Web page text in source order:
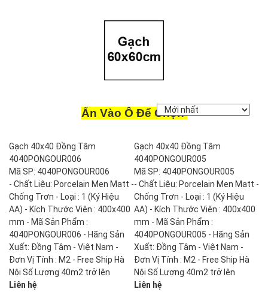
Ấn Vào Ô Để Chọn
Gạch 40x40 Đồng Tâm
4040PONGOUR006
Mã SP: 4040PONGOUR006
- Chất Liệu: Porcelain Men Matt -
Chống Trơn - Loại : 1 (Ký Hiệu
AA) - Kích Thước Viên : 400x400
mm - Mã Sản Phẩm :
4040PONGOUR006 - Hãng Sản
Xuất: Đồng Tâm - Việt Nam -
Đơn Vị Tính : M2 - Free Ship Hà
Nội Số Lượng 40m2 trở lên
Liên hệ
Gạch 40x40 Đồng Tâm
4040PONGOUR005
Mã SP: 4040PONGOUR005
- Chất Liệu: Porcelain Men Matt -
Chống Trơn - Loại : 1 (Ký Hiệu
AA) - Kích Thước Viên : 400x400
mm - Mã Sản Phẩm :
4040PONGOUR005 - Hãng Sản
Xuất: Đồng Tâm - Việt Nam -
Đơn Vị Tính : M2 - Free Ship Hà
Nội Số Lượng 40m2 trở lên
Liên hệ